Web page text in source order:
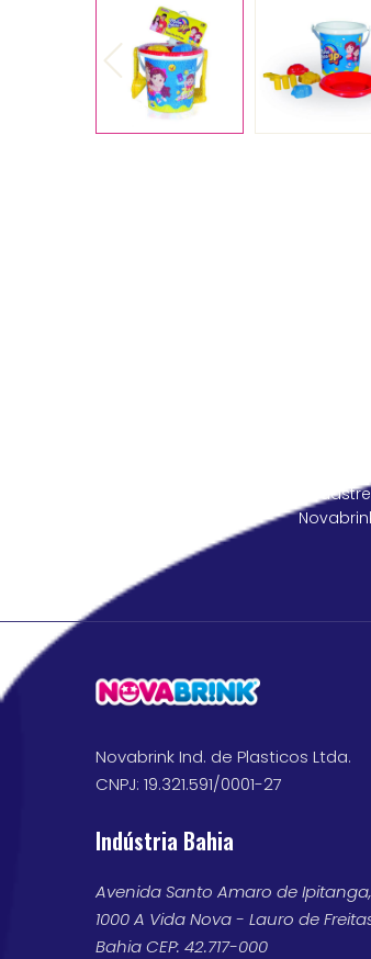
Novabrink Ind. de Plasticos Ltda.
CNPJ: 19.321.591/0001-27
Indústria Bahia
Avenida Santo Amaro de Ipitanga,
1000 A Vida Nova - Lauro de
Bahia CEP: 42.717-000